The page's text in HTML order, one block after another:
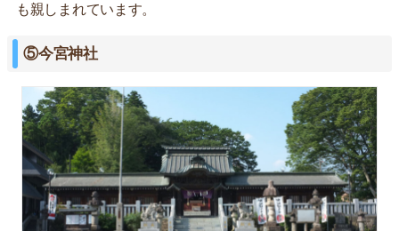
も親しまれています。
⑤今宮神社